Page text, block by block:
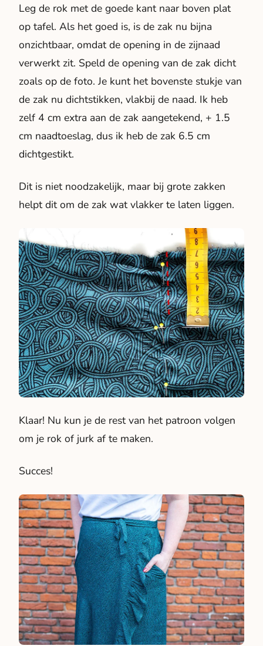
Leg de rok met de goede kant naar boven plat
op tafel. Als het goed is, is de zak nu bijna
onzichtbaar, omdat de opening in de zijnaad
verwerkt zit. Speld de opening van de zak dicht
zoals op de foto. Je kunt het bovenste stukje van
de zak nu dichtstikken, vlakbij de naad. Ik heb
zelf 4 cm extra aan de zak aangetekend, + 1.5
cm naadtoeslag, dus ik heb de zak 6.5 cm
dichtgestikt.
Dit is niet noodzakelijk, maar bij grote zakken
helpt dit om de zak wat vlakker te laten liggen.
Klaar! Nu kun je de rest van het patroon volgen
om je rok of jurk af te maken.
Succes!